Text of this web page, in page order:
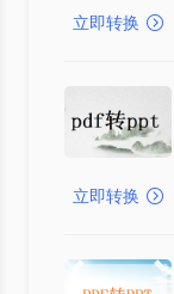
立即转换
立即转换